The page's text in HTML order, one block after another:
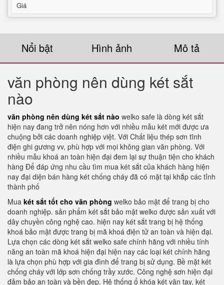
Giá
Nổi bật Hình ảnh Mô tả
văn phòng nên dùng két sắt
nào
văn phòng nên dùng két sắt nào welko safe là dòng két sắt
hiện nay đang trở nên nóng hơn với nhiều mẫu két mới được ưa
chuộng bởi các doanh nghiệp việt. Với Chất liệu thép sơn tĩnh
điện ghi gương vv, phù hợp với mọi không gian văn phòng. Với
nhiều mẫu khoá an toàn hiện đại đem lại sự thuận tiện cho khách
hàng Để đáp ứng nhu cầu tìm mua két sắt của khách hàng hiện
nay đại diện bán hàng két chống cháy đã có mặt tại khắp các tỉnh
thành phố
Mua két sắt tốt cho văn phòng welko bảo mật để trang bị cho
doanh nghiệp. sản phẩm két sắt bảo mật welko được sản xuất với
dây chuyền công nghệ cao. hiện nay két sắt trang bị hệ thống
khoá bảo mật được trang bị mã khoá điện tử an toàn và hiện đại.
Lựa chọn các dòng két sắt welko safe chính hãng với nhiều tính
năng an toàn mã khoá hiện đại hiện nay các loại két chính hãng
là lựa chọn phù hợp với gia đình để trang bị sử dụng. Bề mặt két
chống cháy với lớp sơn chống trầy xước. Công nghệ sơn hiện đại
đảm bảo an toàn và bền đẹp. Hệ thống ổ khóa két vân tay, két